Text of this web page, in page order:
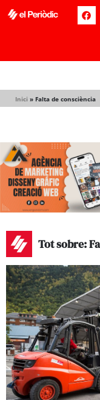
Inici » Falta de consciència
Tot sobre: